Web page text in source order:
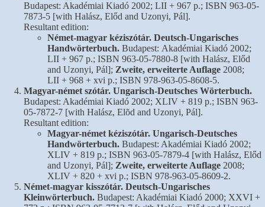
Budapest: Akadémiai Kiadó 2002; LII + 967 p.; ISBN 963-05-
7873-5 [with Halász, Előd and Uzonyi, Pál].
Resultant edition:
Német-magyar kéziszótár. Deutsch-Ungarisches
Handwörterbuch. Budapest: Akadémiai Kiadó 2002;
LII + 967 p.; ISBN 963-05-7880-8 [with Halász, Előd
and Uzonyi, Pál]; Zweite, erweiterte Auflage 2008;
LII + 968 + xvi p.; ISBN 978-963-05-8608-5.
Magyar-német szótár. Ungarisch-Deutsches Wörterbuch.
Budapest: Akadémiai Kiadó 2002; XLIV + 819 p.; ISBN 963-
05-7872-7 [with Halász, Elõd and Uzonyi, Pál].
Resultant edition:
Magyar-német kéziszótár. Ungarisch-Deutsches
Handwörterbuch. Budapest: Akadémiai Kiadó 2002;
XLIV + 819 p.; ISBN 963-05-7879-4 [with Halász, Előd
and Uzonyi, Pál]; Zweite, erweiterte Auflage 2008;
XLIV + 820 + xvi p.; ISBN 978-963-05-8609-2.
Német-magyar kisszótár. Deutsch-Ungarisches
Kleinwörterbuch. Budapest: Akadémiai Kiadó 2000; XXVI +